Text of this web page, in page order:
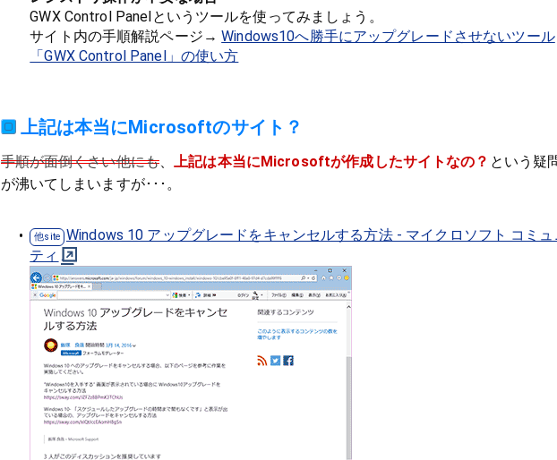
GWX Control Panelというツールを使ってみましょう。
サイト内の手順解説ページ→Windows10へ勝手にアップグレードさせないツール
「GWX Control Panel」の使い方
上記は本当にMicrosoftのサイト？
手順が面倒くさい他にも、上記は本当にMicrosoftが作成したサイトなの？ という疑
が沸いてしまいますが･･･。
Windows 10 アップグレードをキャンセルする方法 - マイクロソフト コミュ
ティ